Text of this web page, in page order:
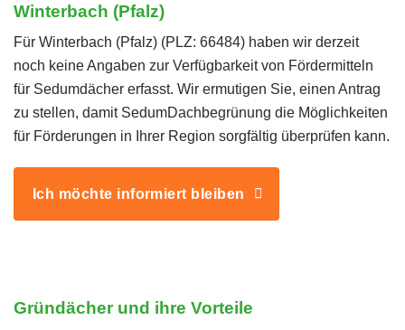
Winterbach (Pfalz)
Für Winterbach (Pfalz) (PLZ: 66484) haben wir derzeit
noch keine Angaben zur Verfügbarkeit von Fördermitteln
für Sedumdächer erfasst. Wir ermutigen Sie, einen Antrag
zu stellen, damit SedumDachbegrünung die Möglichkeiten
für Förderungen in Ihrer Region sorgfältig überprüfen kann.
Ich möchte informiert bleiben
Gründächer und ihre Vorteile